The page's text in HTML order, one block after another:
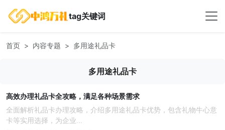
tag关键词
首页 内容专题 多用途礼品卡
多用途礼品卡
高效办理礼品卡全攻略，满足各种场景需求
全面解析礼品卡办理攻略，介绍多用途礼品卡优势，包含礼物牛心意
卡等实用选择，为企业...